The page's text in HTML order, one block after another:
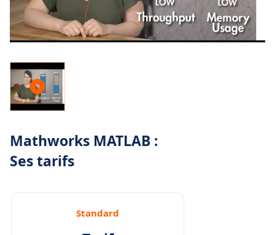
Mathworks MATLAB :
Ses tarifs
Standard